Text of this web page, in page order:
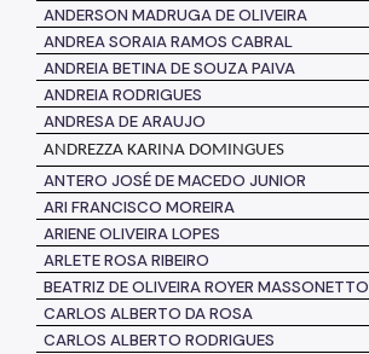
ANDERSON MADRUGA DE OLIVEIRA
ANDREA SORAIA RAMOS CABRAL
ANDREIA BETINA DE SOUZA PAIVA
ANDREIA RODRIGUES
ANDRESA DE ARAUJO
ANDREZZA KARINA DOMINGUES
ANTERO JOSÉ DE MACEDO JUNIOR
ARI FRANCISCO MOREIRA
ARIENE OLIVEIRA LOPES
ARLETE ROSA RIBEIRO
BEATRIZ DE OLIVEIRA ROYER MASSONETTO
CARLOS ALBERTO DA ROSA
CARLOS ALBERTO RODRIGUES